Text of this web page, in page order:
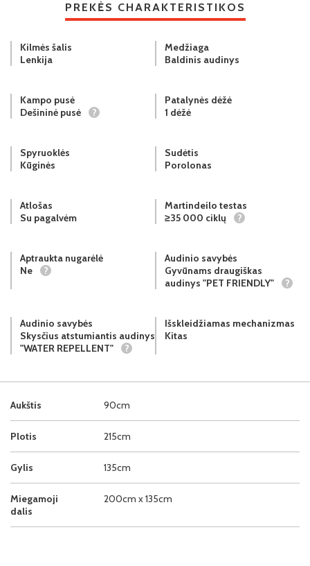
PREKĖS CHARAKTERISTIKOS
Aukštis 90cm
Plotis 215cm
Gylis 135cm
Miegamoji
dalis
200cm x 135cm
Kilmės šalis
Lenkija
Medžiaga
Baldinis audinys
Kampo pusė
Dešininė pusė
?
Patalynės dėžė
1 dėžė
Spyruoklės
Kūginės
Sudėtis
Porolonas
Atlošas
Su pagalvėm
Martindeilo testas
≥35 000 ciklų
?
Aptraukta nugarėlė
Ne
?
Audinio savybės
Gyvūnams draugiškas
audinys "PET FRIENDLY"
?
Audinio savybės
Skysčius atstumiantis audinys
"WATER REPELLENT"
?
Išskleidžiamas mechanizmas
Kitas